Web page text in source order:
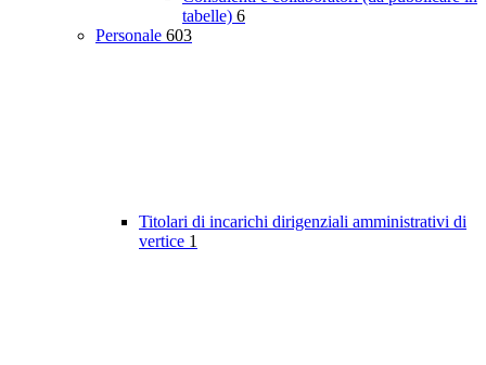
tabelle) 6
Personale 603
Titolari di incarichi dirigenziali amministrativi di
vertice 1